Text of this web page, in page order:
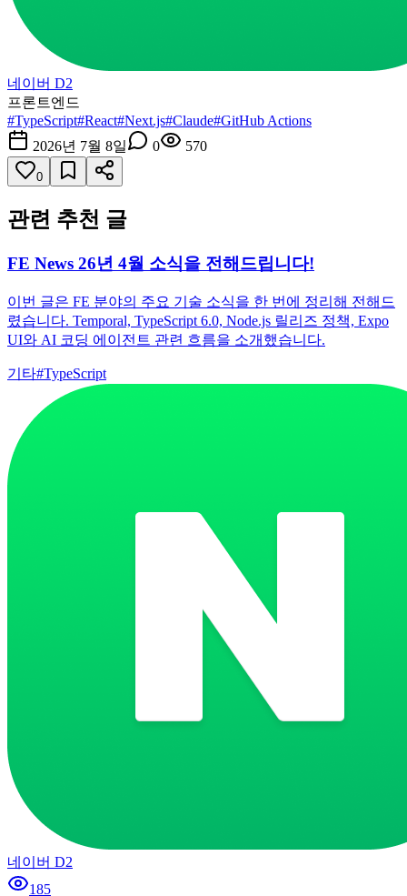
네이버 D2
프론트엔드
#TypeScript#React#Next.js#Claude#GitHub Actions
2026년 7월 8일
0 570
0
관련 추천 글
FE News 26년 4월 소식을 전해드립니다!
이번 글은 FE 분야의 주요 기술 소식을 한 번에 정리해 전해드
렸습니다. Temporal, TypeScript 6.0, Node.js 릴리즈 정책, Expo
UI와 AI 코딩 에이전트 관련 흐름을 소개했습니다.
기타#TypeScript
네이버 D2
185